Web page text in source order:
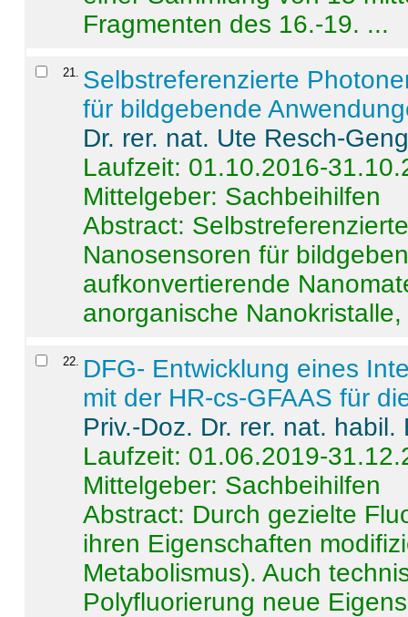
Fragmenten des 16.-19. ...
21
Selbstreferenzierte
für bildgebende
Dr. rer. nat. Ute Resch-
Laufzeit: 01.10.2016-
Mittelgeber: Sachbeihilfen
Abstract:
Nanosensoren für
aufkonvertierende
anorganische
22
DFG- Entwicklung eines
mit der HR-cs-GFAAS für
Priv.-Doz. Dr. rer. nat.
Laufzeit: 01.06.2019-
Mittelgeber: Sachbeihilfen
Abstract: Durch gezielte
ihren Eigenschaften
Metabolismus). Auch
Polyfluorierung neue